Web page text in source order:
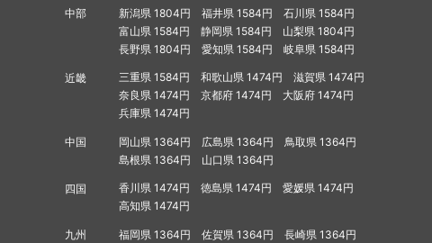
中部 新潟県 1804円 福井県 1584円
石川県 1584円
富山県 1584円
静岡県 1584円
山梨県 1804円
長野県 1804円
愛知県 1584円 岐阜県 1584円
近畿 三重県 1584円 和歌山県 1474円
滋賀県 1474円
奈良県 1474円
京都府 1474円
大阪府 1474円
兵庫県 1474円
中国 岡山県 1364円 広島県 1364円
鳥取県 1364円
島根県 1364円
山口県 1364円
四国 香川県 1474円 徳島県 1474円
愛媛県 1474円
高知県 1474円
九州 福岡県 1364円 佐賀県 1364円
長崎県 1364円